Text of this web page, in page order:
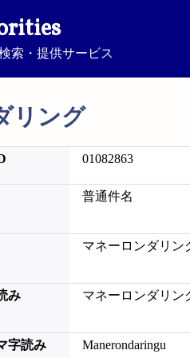
索・提供サービス
リング
01082863
普通件名
マネーロンダリン
み マネーロンダリン
字読み Manerondaringu